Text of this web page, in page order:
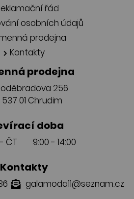
řád
osobních údajů
prodejna
Kontakty
prodejna
256
537 01 Chrudim
doba
- ČT 9:00 - 14:00
Kontakty
galamoda11@seznam.cz